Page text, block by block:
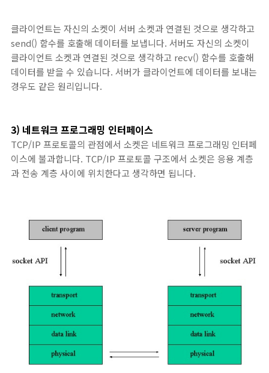
클라이언트는 자신의 소켓이 서버 소켓과 연결된 것으로 생각하고
send() 함수를 호출해 데이터를 보냅니다. 서버도 자신의 소켓이
클라이언트 소켓과 연결된 것으로 생각하고 recv() 함수를 호출해
데이터를 받을 수 있습니다. 서버가 클라이언트에 데이터를 보내는
경우도 같은 원리입니다.
3) 네트워크 프로그래밍 인터페이스
TCP/IP 프로토콜의 관점에서 소켓은 네트워크 프로그래밍 인터페
이스에 불과합니다. TCP/IP 프로토콜 구조에서 소켓은 응용 계층
과 전송 계층 사이에 위치한다고 생각하면 됩니다.